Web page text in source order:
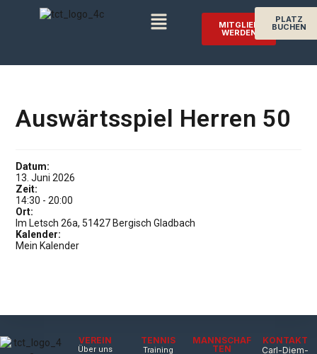
MITGLIED
WERDEN
PLATZ
BUCHEN
Auswärtsspiel Herren 50
Datum:
13. Juni 2026
Zeit:
14:30 -20:00
Ort:
Im Letsch 26a, 51427 Bergisch Gladbach
Kalender:
Mein Kalender
VEREIN
Über uns
TENNIS
Training
MANNSCHAF
TEN
KONTAKT
Carl-Diem-